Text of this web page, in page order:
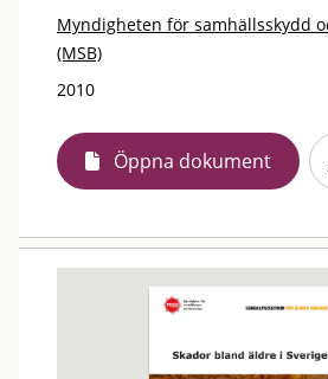
Myndigheten för samhällsskydd
(MSB)
2010
Öppna dokument